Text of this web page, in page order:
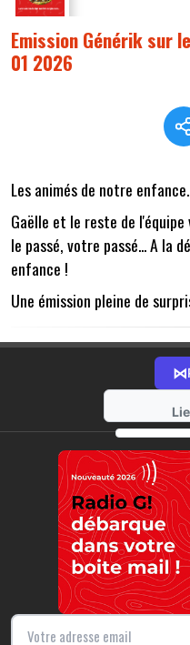
Emission Générik sur
01 2026
Les animés de notre
Gaëlle et le reste de
le passé, votre passé... A la
enfance !
Une émission pleine de
⋈